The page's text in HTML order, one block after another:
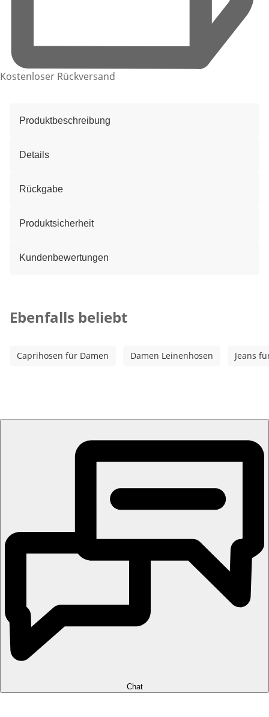
Kostenloser Rückversand
Produktbeschreibung
Details
Rückgabe
Produktsicherheit
Kundenbewertungen
Ebenfalls beliebt
Caprihosen für Damen Damen Leinenhosen Jeans
Chat